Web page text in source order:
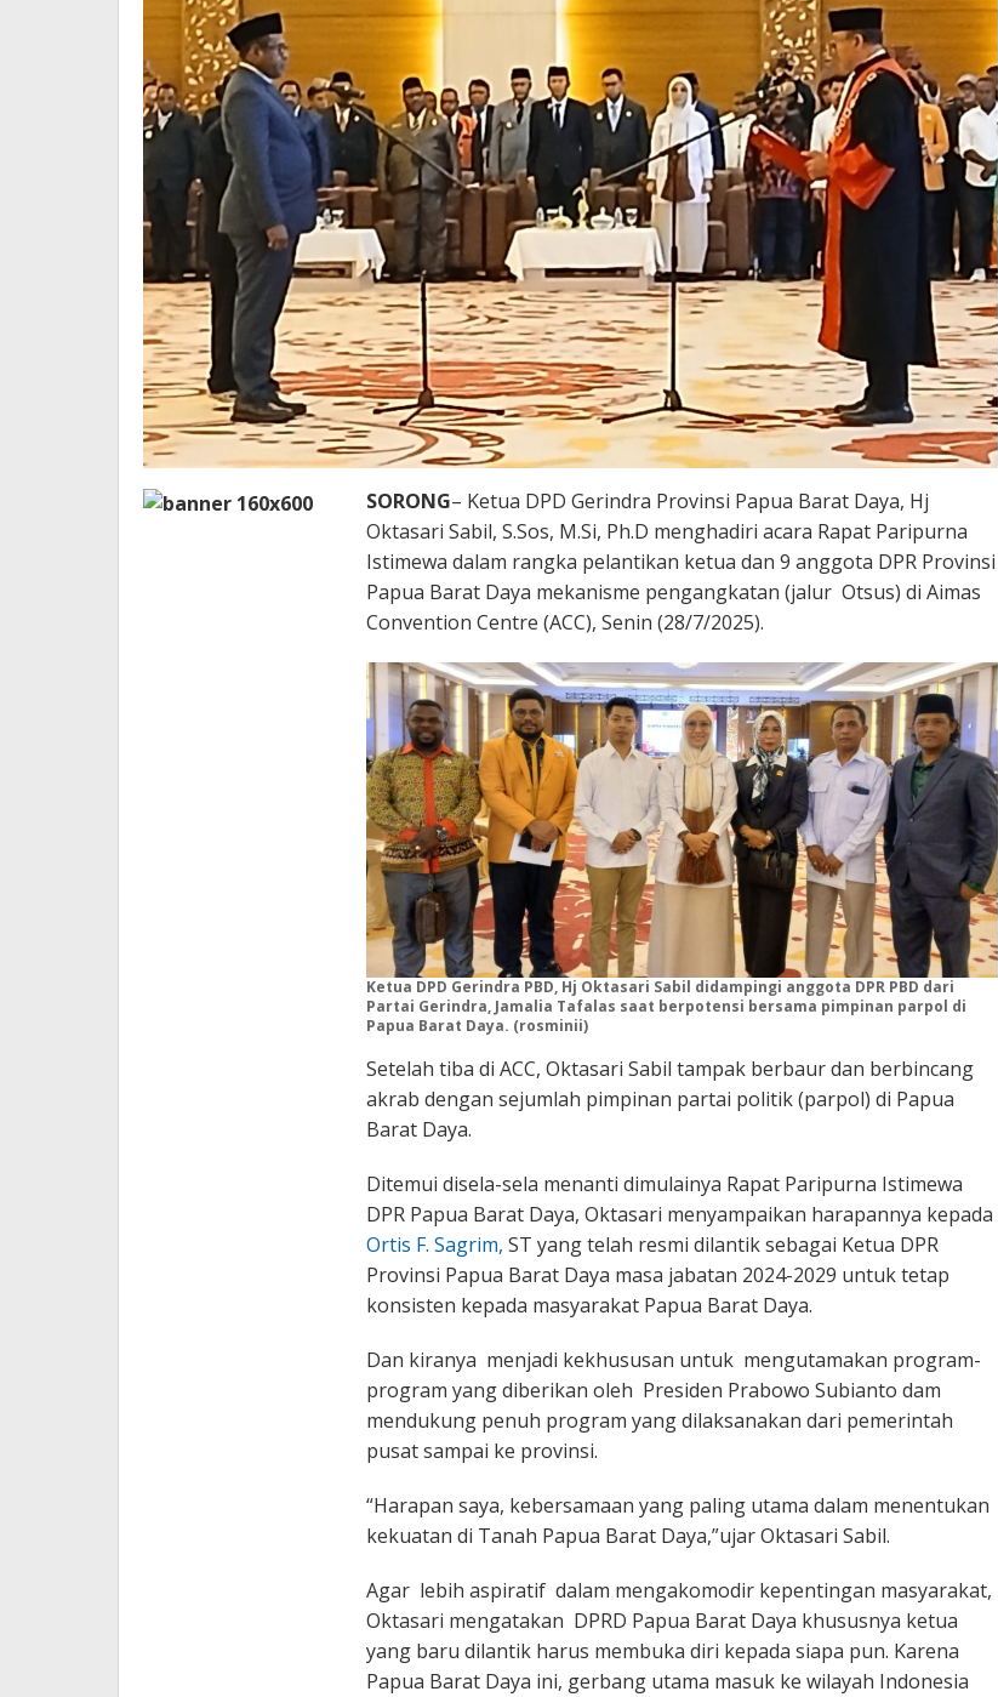
Siapa
SORONG– Ketua DPD Gerindra Provinsi Papua Barat Daya, Hj
Oktasari Sabil, S.Sos, M.Si, Ph.D menghadiri acara Rapat Paripurna
Istimewa dalam rangka pelantikan ketua dan 9 anggota DPR Provinsi
Papua Barat Daya mekanisme pengangkatan (jalur Otsus) di Aimas
Convention Centre (ACC), Senin (28/7/2025).
Ketua DPD Gerindra PBD, Hj Oktasari Sabil didampingi anggota DPR PBD dari
Partai Gerindra, Jamalia Tafalas saat berpotensi bersama pimpinan parpol di
Papua Barat Daya. (rosminii)
Setelah tiba di ACC, Oktasari Sabil tampak berbaur dan berbincang
akrab dengan sejumlah pimpinan partai politik (parpol) di Papua
Barat Daya.
Ditemui disela-sela menanti dimulainya Rapat Paripurna Istimewa
DPR Papua Barat Daya, Oktasari menyampaikan harapannya kepada
Ortis F. Sagrim, ST yang telah resmi dilantik sebagai Ketua DPR
Provinsi Papua Barat Daya masa jabatan 2024-2029 untuk tetap
konsisten kepada masyarakat Papua Barat Daya.
Dan kiranya menjadi kekhususan untuk mengutamakan program-
program yang diberikan oleh Presiden Prabowo Subianto dam
mendukung penuh program yang dilaksanakan dari pemerintah
pusat sampai ke provinsi.
“Harapan saya, kebersamaan yang paling utama dalam menentukan
kekuatan di Tanah Papua Barat Daya,”ujar Oktasari Sabil.
Agar lebih aspiratif dalam mengakomodir kepentingan masyarakat,
Oktasari mengatakan DPRD Papua Barat Daya khususnya ketua
yang baru dilantik harus membuka diri kepada siapa pun. Karena
Papua Barat Daya ini, gerbang utama masuk ke wilayah Indonesia